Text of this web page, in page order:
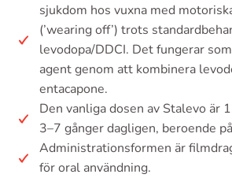
sjukdom hos vuxna med
(’wearing off’) trots
levodopa/DDCI. Det fungerar
agent genom att kombinera
entacapone.
Den vanliga dosen av Stalevo är
3–7 gånger dagligen, beroende
Administrationsformen är
för oral användning.